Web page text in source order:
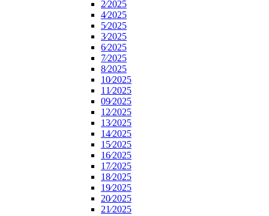
2⁄2025
4⁄2025
5⁄2025
3⁄2025
6⁄2025
7⁄2025
8⁄2025
10⁄2025
11⁄2025
09⁄2025
12⁄2025
13⁄2025
14⁄2025
15⁄2025
16⁄2025
17⁄2025
18⁄2025
19⁄2025
20⁄2025
21⁄2025